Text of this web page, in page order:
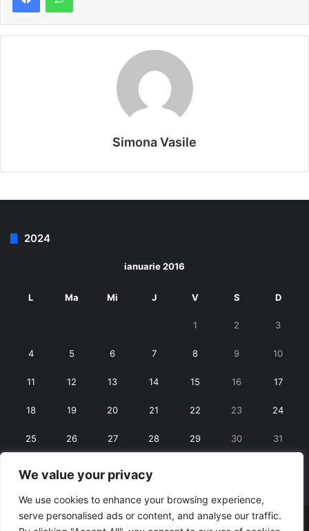
We value your privacy
We use cookies to enhance your browsing experience,
serve personalised ads or content, and analyse our traffic.
Simona Vasile
2024
ianuarie 2016
L Ma Mi J V S D
1 2 3
4 5 6 7 8 9 10
11 12 13 14 15 16 17
18 19 20 21 22 23 24
25 26 27 28 29 30 31
« dec. feb. »